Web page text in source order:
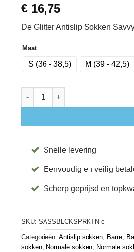
€ 16,75
De Glitter Antislip Sokken
Maat
S (36 - 38,5) M (39 - 42,5)
Antislip Sokken Savvy Black
Snelle levering
Eenvoudig en veilig
Scherp geprijsd en
SKU: SASSBLCKSPRKTN-c
Categorieën: Antislip sokken, Barre,
sokken, Normale sokken, Normale